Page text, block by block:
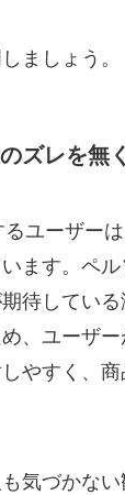
ましょう。
ズレを無
ユーザー
ます。ペ
待してい
、ユーザ
やすく、
気づかな